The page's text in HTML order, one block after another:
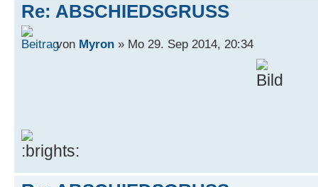
Re: ABSCHIEDSGRUSS
von Myron » Mo 29. Sep 2014, 20:34